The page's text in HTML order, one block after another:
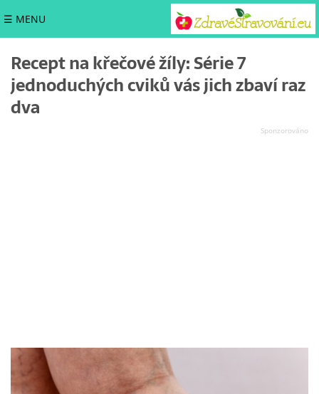
☰ MENU
Recept na křečové žíly: Série 7
jednoduchých cviků vás jich zbaví raz
dva